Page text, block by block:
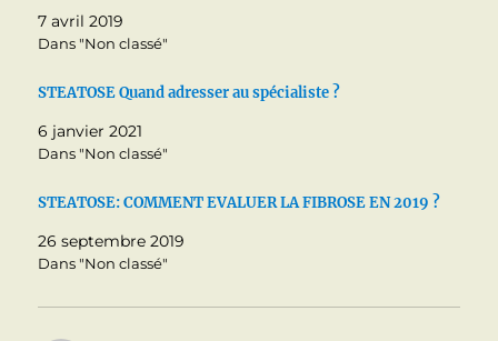
7 avril 2019
Dans "Non classé"
STEATOSE Quand adresser au spécialiste ?
6 janvier 2021
Dans "Non classé"
STEATOSE: COMMENT EVALUER LA FIBROSE EN 2019 ?
26 septembre 2019
Dans "Non classé"